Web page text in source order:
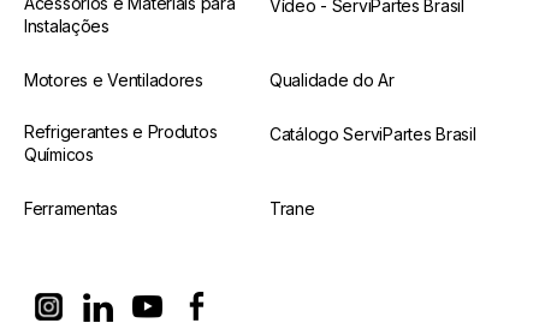
Instalações
Vídeo - ServiPartes Brasil
Motores e Ventiladores Qualidade do Ar
Refrigerantes e Produtos
Químicos
Catálogo ServiPartes Brasil
Ferramentas Trane